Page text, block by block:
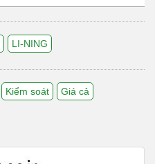
LI-NING
Kiểm soát Giá cả